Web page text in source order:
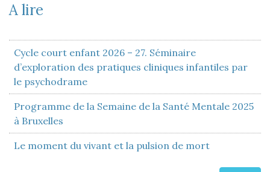
A lire
Cycle court enfant 2026 – 27. Séminaire
d’exploration des pratiques cliniques infantiles par
le psychodrame
Programme de la Semaine de la Santé Mentale 2025
à Bruxelles
Le moment du vivant et la pulsion de mort